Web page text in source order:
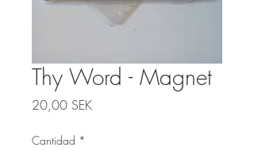
Thy Word - Magnet
20,00 SEKPrecio
Cantidad *